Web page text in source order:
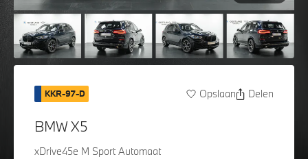
KKR-97-D Opslaan Delen
BMW X5
xDrive45e M Sport Automaat